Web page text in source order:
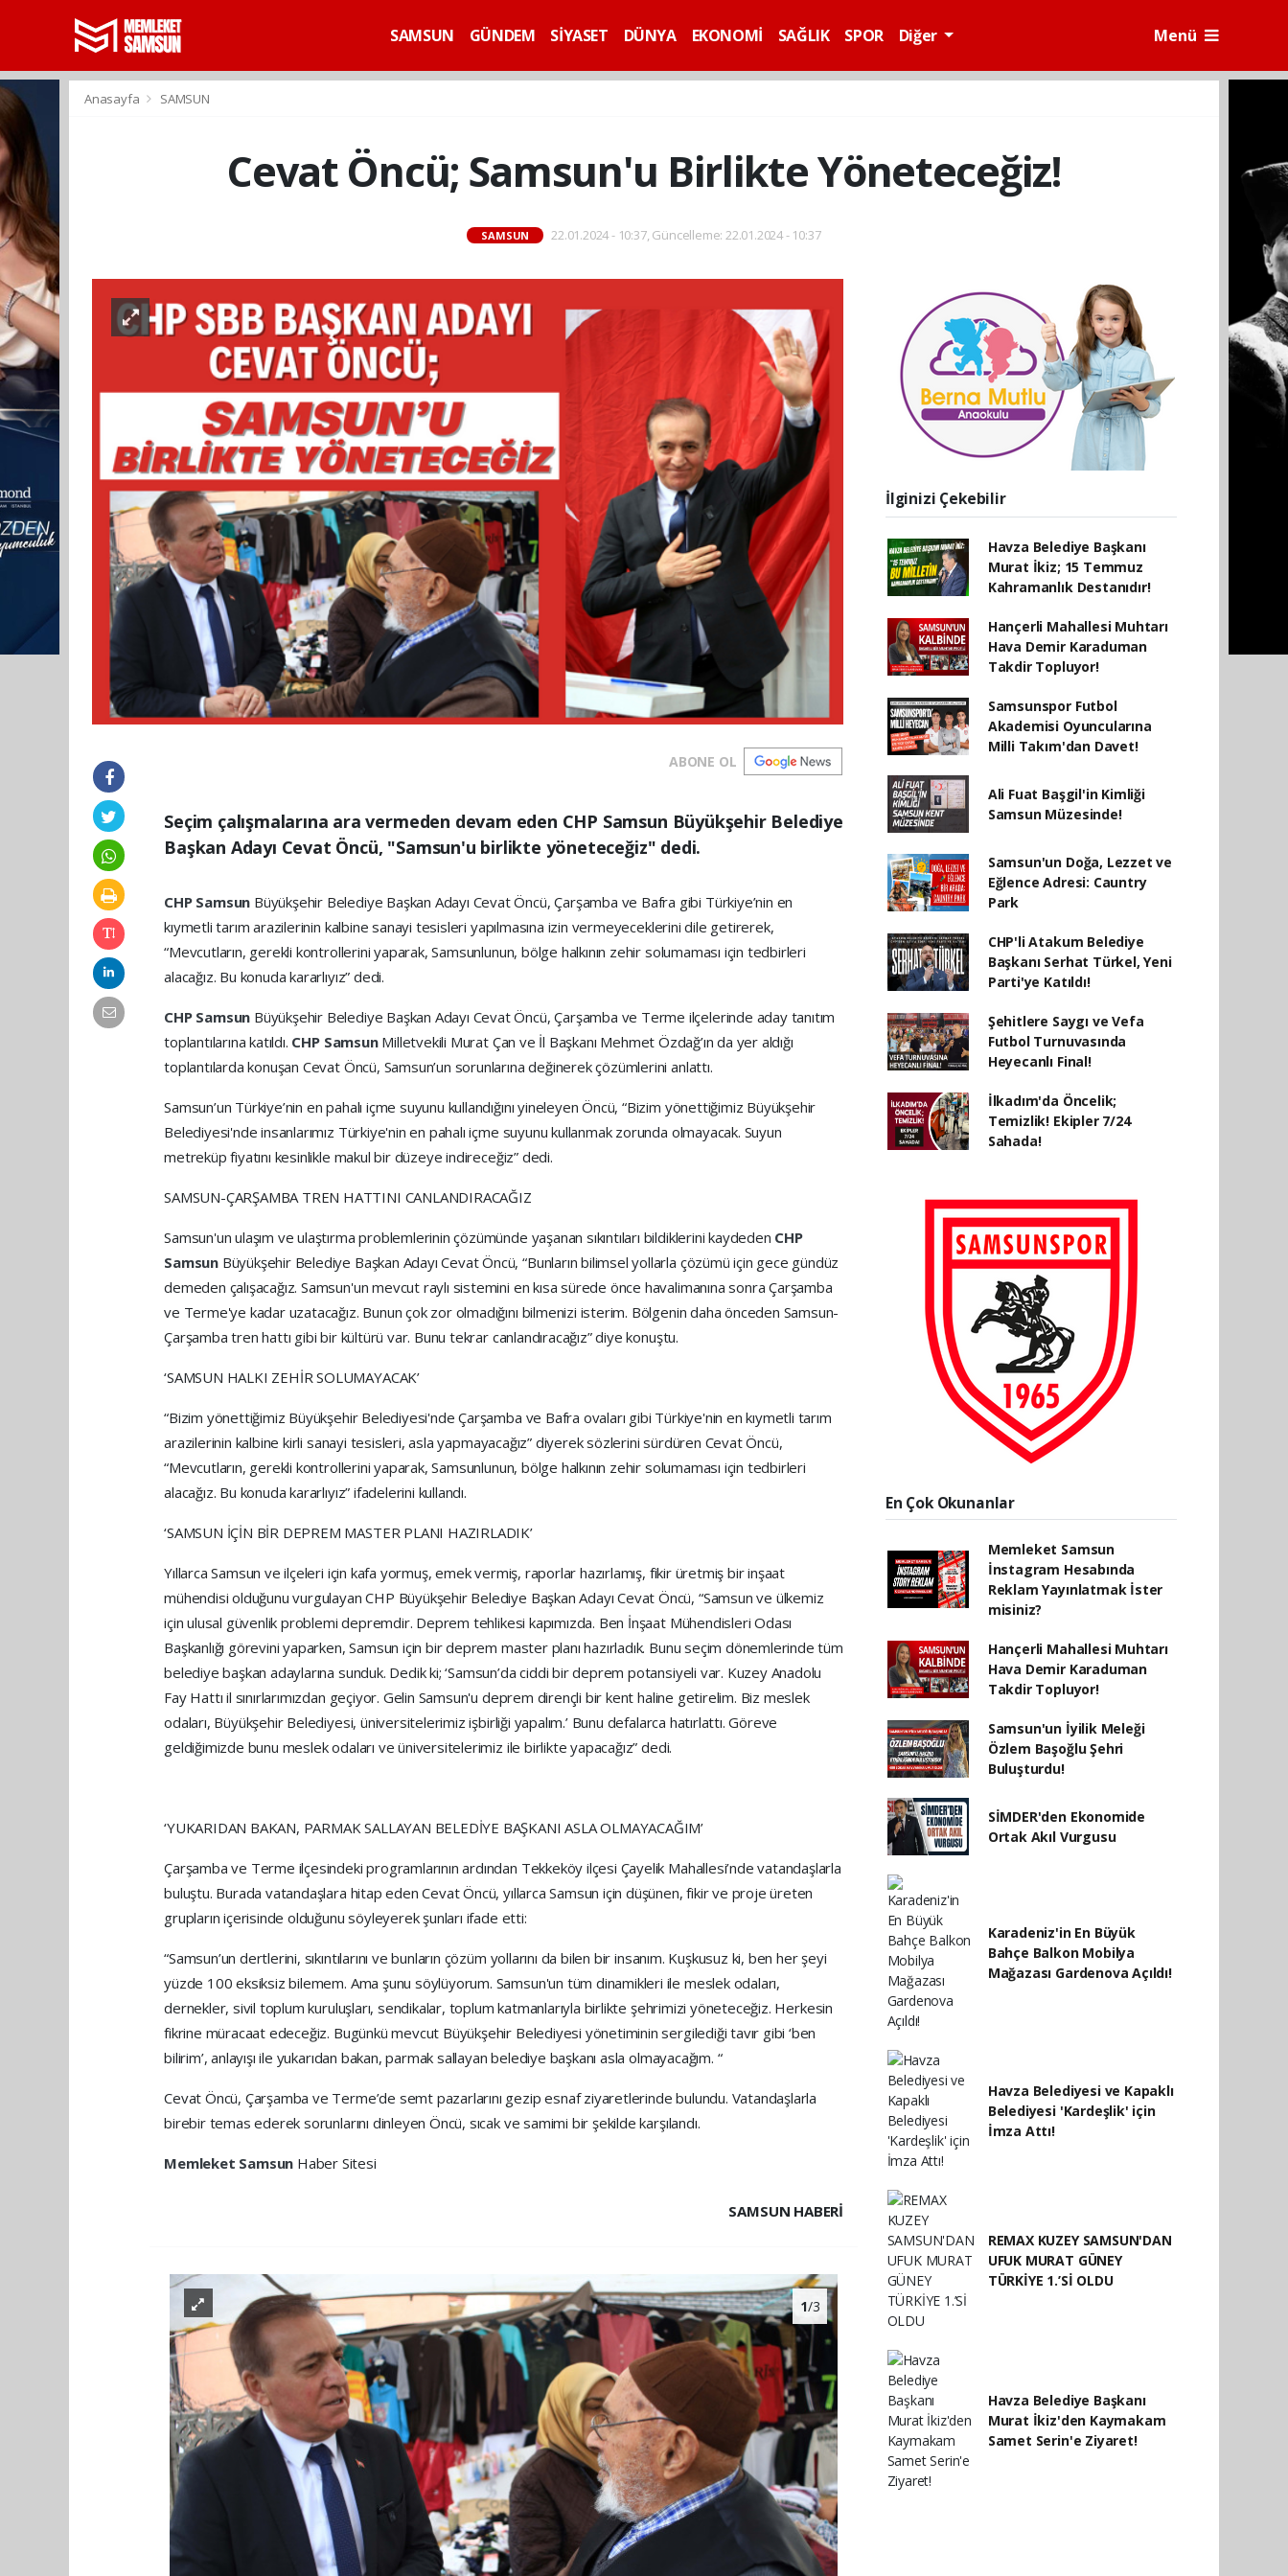
SAMSUN GÜNDEM SİYASET DÜNYA EKONOMİ SAĞLIK SPOR Diğer Menü
Anasayfa SAMSUN
Cevat Öncü; Samsun'u Birlikte Yöneteceğiz!
SAMSUN 22.01.2024 - 10:37, Güncelleme: 22.01.2024 - 10:37
ABONE OL
Seçim çalışmalarına ara vermeden devam eden CHP Samsun Büyükşehir Belediye
Başkan Adayı Cevat Öncü, "Samsun'u birlikte yöneteceğiz" dedi.
CHP Samsun Büyükşehir Belediye Başkan Adayı Cevat Öncü, Çarşamba ve Bafra gibi Türkiye’nin en
kıymetli tarım arazilerinin kalbine sanayi tesisleri yapılmasına izin vermeyeceklerini dile getirerek,
“Mevcutların, gerekli kontrollerini yaparak, Samsunlunun, bölge halkının zehir solumaması için tedbirleri
alacağız. Bu konuda kararlıyız” dedi.
CHP Samsun Büyükşehir Belediye Başkan Adayı Cevat Öncü, Çarşamba ve Terme ilçelerinde aday tanıtım
toplantılarına katıldı. CHP Samsun Milletvekili Murat Çan ve İl Başkanı Mehmet Özdağ’ın da yer aldığı
toplantılarda konuşan Cevat Öncü, Samsun’un sorunlarına değinerek çözümlerini anlattı.
Samsun’un Türkiye’nin en pahalı içme suyunu kullandığını yineleyen Öncü, “Bizim yönettiğimiz Büyükşehir
Belediyesi'nde insanlarımız Türkiye'nin en pahalı içme suyunu kullanmak zorunda olmayacak. Suyun
metreküp fiyatını kesinlikle makul bir düzeye indireceğiz” dedi.
SAMSUN-ÇARŞAMBA TREN HATTINI CANLANDIRACAĞIZ
Samsun'un ulaşım ve ulaştırma problemlerinin çözümünde yaşanan sıkıntıları bildiklerini kaydeden CHP
Samsun Büyükşehir Belediye Başkan Adayı Cevat Öncü, “Bunların bilimsel yollarla çözümü için gece gündüz
demeden çalışacağız. Samsun'un mevcut raylı sistemini en kısa sürede önce havalimanına sonra Çarşamba
ve Terme'ye kadar uzatacağız. Bunun çok zor olmadığını bilmenizi isterim. Bölgenin daha önceden Samsun-
Çarşamba tren hattı gibi bir kültürü var. Bunu tekrar canlandıracağız” diye konuştu.
‘SAMSUN HALKI ZEHİR SOLUMAYACAK’
“Bizim yönettiğimiz Büyükşehir Belediyesi'nde Çarşamba ve Bafra ovaları gibi Türkiye'nin en kıymetli tarım
arazilerinin kalbine kirli sanayi tesisleri, asla yapmayacağız” diyerek sözlerini sürdüren Cevat Öncü,
“Mevcutların, gerekli kontrollerini yaparak, Samsunlunun, bölge halkının zehir solumaması için tedbirleri
alacağız. Bu konuda kararlıyız” ifadelerini kullandı.
‘SAMSUN İÇİN BİR DEPREM MASTER PLANI HAZIRLADIK’
Yıllarca Samsun ve ilçeleri için kafa yormuş, emek vermiş, raporlar hazırlamış, fikir üretmiş bir inşaat
mühendisi olduğunu vurgulayan CHP Büyükşehir Belediye Başkan Adayı Cevat Öncü, “Samsun ve ülkemiz
için ulusal güvenlik problemi depremdir. Deprem tehlikesi kapımızda. Ben İnşaat Mühendisleri Odası
Başkanlığı görevini yaparken, Samsun için bir deprem master planı hazırladık. Bunu seçim dönemlerinde tüm
belediye başkan adaylarına sunduk. Dedik ki; ‘Samsun’da ciddi bir deprem potansiyeli var. Kuzey Anadolu
Fay Hattı il sınırlarımızdan geçiyor. Gelin Samsun'u deprem dirençli bir kent haline getirelim. Biz meslek
odaları, Büyükşehir Belediyesi, üniversitelerimiz işbirliği yapalım.’ Bunu defalarca hatırlattı. Göreve
geldiğimizde bunu meslek odaları ve üniversitelerimiz ile birlikte yapacağız” dedi.
‘YUKARIDAN BAKAN, PARMAK SALLAYAN BELEDİYE BAŞKANI ASLA OLMAYACAĞIM’
Çarşamba ve Terme ilçesindeki programlarının ardından Tekkeköy ilçesi Çayelik Mahallesi’nde vatandaşlarla
buluştu. Burada vatandaşlara hitap eden Cevat Öncü, yıllarca Samsun için düşünen, fikir ve proje üreten
grupların içerisinde olduğunu söyleyerek şunları ifade etti:
“Samsun’un dertlerini, sıkıntılarını ve bunların çözüm yollarını da bilen bir insanım. Kuşkusuz ki, ben her şeyi
yüzde 100 eksiksiz bilemem. Ama şunu söylüyorum. Samsun'un tüm dinamikleri ile meslek odaları,
dernekler, sivil toplum kuruluşları, sendikalar, toplum katmanlarıyla birlikte şehrimizi yöneteceğiz. Herkesin
fikrine müracaat edeceğiz. Bugünkü mevcut Büyükşehir Belediyesi yönetiminin sergilediği tavır gibi ‘ben
bilirim’, anlayışı ile yukarıdan bakan, parmak sallayan belediye başkanı asla olmayacağım. “
Cevat Öncü, Çarşamba ve Terme’de semt pazarlarını gezip esnaf ziyaretlerinde bulundu. Vatandaşlarla
birebir temas ederek sorunlarını dinleyen Öncü, sıcak ve samimi bir şekilde karşılandı.
Memleket Samsun Haber Sitesi
SAMSUN HABERİ
1/3
İlginizi Çekebilir
Havza Belediye Başkanı
Murat İkiz; 15 Temmuz
Kahramanlık Destanıdır!
Hançerli Mahallesi Muhtarı
Hava Demir Karaduman
Takdir Topluyor!
Samsunspor Futbol
Akademisi Oyuncularına
Milli Takım'dan Davet!
Ali Fuat Başgil'in Kimliği
Samsun Müzesinde!
Samsun'un Doğa, Lezzet ve
Eğlence Adresi: Cauntry
Park
CHP'li Atakum Belediye
Başkanı Serhat Türkel, Yeni
Parti'ye Katıldı!
Şehitlere Saygı ve Vefa
Futbol Turnuvasında
Heyecanlı Final!
İlkadım'da Öncelik;
Temizlik! Ekipler 7/24
Sahada!
En Çok Okunanlar
Memleket Samsun
İnstagram Hesabında
Reklam Yayınlatmak İster
misiniz?
Hançerli Mahallesi Muhtarı
Hava Demir Karaduman
Takdir Topluyor!
Samsun'un İyilik Meleği
Özlem Başoğlu Şehri
Buluşturdu!
SİMDER'den Ekonomide
Ortak Akıl Vurgusu
Karadeniz'in En Büyük
Bahçe Balkon Mobilya
Mağazası Gardenova Açıldı!
Havza Belediyesi ve Kapaklı
Belediyesi 'Kardeşlik' için
İmza Attı!
REMAX KUZEY SAMSUN'DAN
UFUK MURAT GÜNEY
TÜRKİYE 1.’Sİ OLDU
Havza Belediye Başkanı
Murat İkiz'den Kaymakam
Samet Serin'e Ziyaret!